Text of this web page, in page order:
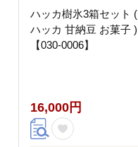
ハッカ樹氷3箱セット (
ハッカ 甘納豆 お菓子 )
【030-0006】
16,000円